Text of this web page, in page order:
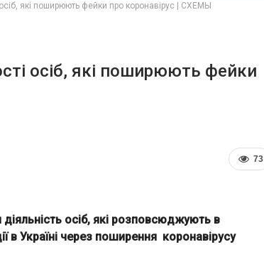
які поширюють фейки про коронавірус | СХЕМЫ
осіб, які поширюють фейки
73
осіб, які розповсюджують в
в Україні через поширення коронавірусу